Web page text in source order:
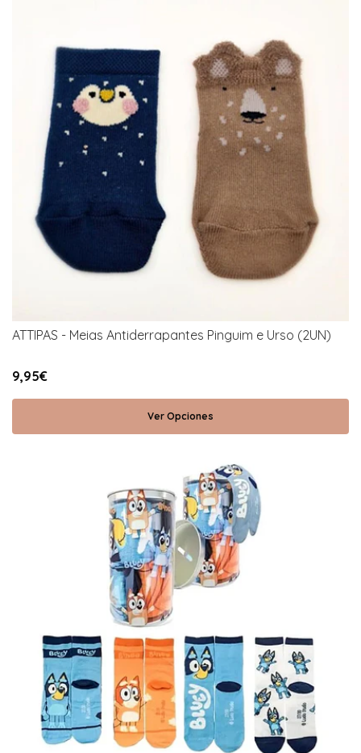
ATTIPAS - Meias Antiderrapantes Pinguim e Urso (2UN)
9,95€
Ver Opciones